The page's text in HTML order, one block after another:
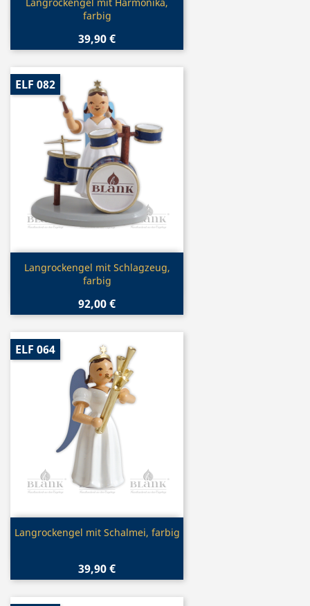

farbig
39,90 €
Vorschau
Langrockengel mit Schlagzeug,
farbig
92,00 €
ELF 082
Vorschau
Langrockengel mit Schalmei, farbig
39,90 €
ELF 064